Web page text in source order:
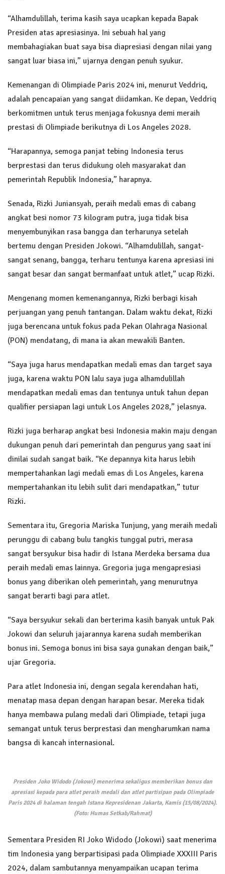
“Alhamdulillah, terima kasih saya ucapkan kepada Bapak
Presiden atas apresiasinya. Ini sebuah hal yang
membahagiakan buat saya bisa diapresiasi dengan nilai yang
sangat luar biasa ini,” ujarnya dengan penuh syukur.
Kemenangan di Olimpiade Paris 2024 ini, menurut Veddriq,
adalah pencapaian yang sangat diidamkan. Ke depan, Veddriq
berkomitmen untuk terus menjaga fokusnya demi meraih
prestasi di Olimpiade berikutnya di Los Angeles 2028.
“Harapannya, semoga panjat tebing Indonesia terus
berprestasi dan terus didukung oleh masyarakat dan
pemerintah Republik Indonesia,” harapnya.
Senada, Rizki Juniansyah, peraih medali emas di cabang
angkat besi nomor 73 kilogram putra, juga tidak bisa
menyembunyikan rasa bangga dan terharunya setelah
bertemu dengan Presiden Jokowi. “Alhamdulillah, sangat-
sangat senang, bangga, terharu tentunya karena apresiasi ini
sangat besar dan sangat bermanfaat untuk atlet,” ucap Rizki.
Mengenang momen kemenangannya, Rizki berbagi kisah
perjuangan yang penuh tantangan. Dalam waktu dekat, Rizki
juga berencana untuk fokus pada Pekan Olahraga Nasional
(PON) mendatang, di mana ia akan mewakili Banten.
“Saya juga harus mendapatkan medali emas dan target saya
juga, karena waktu PON lalu saya juga alhamdulillah
mendapatkan medali emas dan tentunya untuk tahun depan
qualifier persiapan lagi untuk Los Angeles 2028,” jelasnya.
Rizki juga berharap angkat besi Indonesia makin maju dengan
dukungan penuh dari pemerintah dan pengurus yang saat ini
dinilai sudah sangat baik. “Ke depannya kita harus lebih
mempertahankan lagi medali emas di Los Angeles, karena
mempertahankan itu lebih sulit dari mendapatkan,” tutur
Rizki.
Sementara itu, Gregoria Mariska Tunjung, yang meraih medali
perunggu di cabang bulu tangkis tunggal putri, merasa
sangat bersyukur bisa hadir di Istana Merdeka bersama dua
peraih medali emas lainnya. Gregoria juga mengapresiasi
bonus yang diberikan oleh pemerintah, yang menurutnya
sangat berarti bagi para atlet.
“Saya bersyukur sekali dan berterima kasih banyak untuk Pak
Jokowi dan seluruh jajarannya karena sudah memberikan
bonus ini. Semoga bonus ini bisa saya gunakan dengan baik,”
ujar Gregoria.
Para atlet Indonesia ini, dengan segala kerendahan hati,
menatap masa depan dengan harapan besar. Mereka tidak
hanya membawa pulang medali dari Olimpiade, tetapi juga
semangat untuk terus berprestasi dan mengharumkan nama
bangsa di kancah internasional.
Presiden Joko Widodo (Jokowi) menerima sekaligus memberikan bonus dan
apresiasi kepada para atlet peraih medali dan atlet partisipan pada Olimpiade
Paris 2024 di halaman tengah Istana Kepresidenan Jakarta, Kamis (15/08/2024).
(Foto: Humas Setkab/Rahmat)
Sementara Presiden RI Joko Widodo (Jokowi) saat menerima
tim Indonesia yang berpartisipasi pada Olimpiade XXXIII Paris
2024, dalam sambutannya menyampaikan ucapan terima